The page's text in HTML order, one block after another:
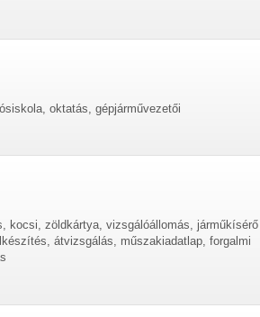
oktatás, gépjárművezetői
kocsi, zöldkártya, vizsgálóállomás, járműkísérő
átvizsgálás, műszakiadatlap, forgalmi